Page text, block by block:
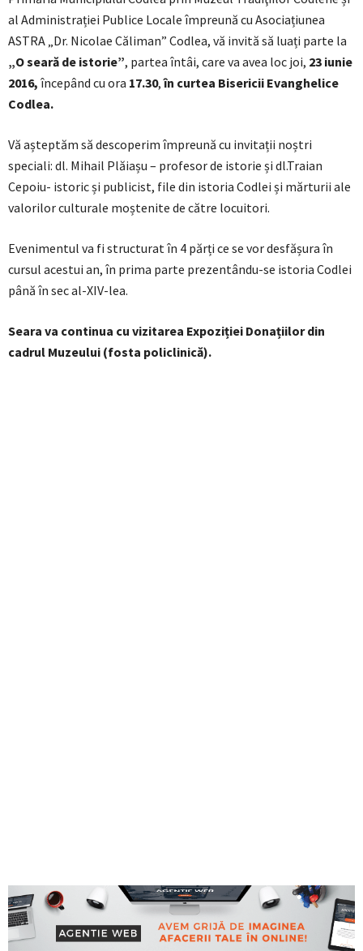
al Administrației Publice Locale împreună cu Asociațiunea
ASTRA „Dr. Nicolae Căliman” Codlea, vă invită să luați parte la
„O seară de istorie”, partea întâi, care va avea loc joi, 23 iunie
2016, începând cu ora 17.30,în curtea Bisericii Evanghelice
Codlea.
Vă așteptăm să descoperim împreună cu invitații noștri
speciali: dl. Mihail Plăiașu – profesor de istorie și dl.Traian
Cepoiu- istoric și publicist, file din istoria Codlei și mărturii ale
valorilor culturale moștenite de către locuitori.
Evenimentul va fi structurat în 4 părți ce se vor desfășura în
cursul acestui an, în prima parte prezentându-se istoria Codlei
până în sec al-XIV-lea.
Seara va continua cu vizitarea Expoziției Donațiilor din
cadrul Muzeului (fosta policlinică).